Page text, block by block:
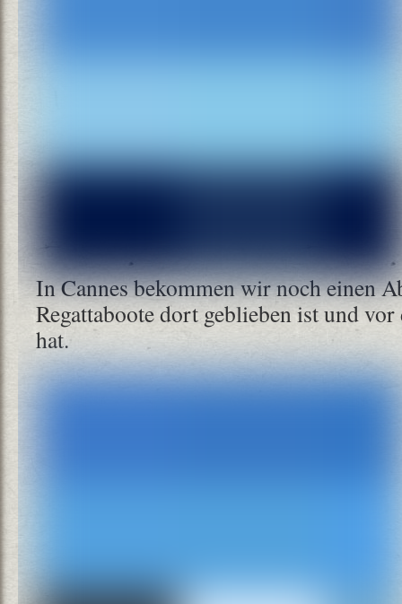
In Cannes bekommen wir noch einen
Regattaboote dort geblieben ist und
hat.